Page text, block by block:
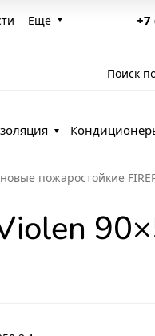
Еще +7
Поиск
пожаростойкие